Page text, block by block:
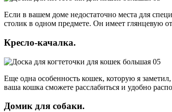
Если в вашем доме недостаточно места для
столик в одном предмете. Он имеет глянцевую
Кресло-качалка.
Еще одна особенность кошек, которую я
ваша кошка сможете расслабиться и удобно
Домик для собаки.